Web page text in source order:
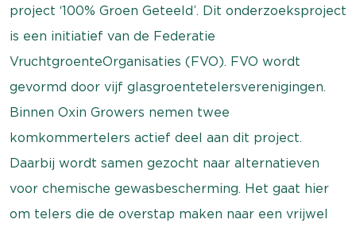
project ‘100% Groen Geteeld’. Dit onderzoeksproject
is een initiatief van de Federatie
VruchtgroenteOrganisaties (FVO). FVO wordt
gevormd door vijf glasgroentetelersverenigingen.
Binnen Oxin Growers nemen twee
komkommertelers actief deel aan dit project.
Daarbij wordt samen gezocht naar alternatieven
voor chemische gewasbescherming. Het gaat hier
om telers die de overstap maken naar een vrijwel